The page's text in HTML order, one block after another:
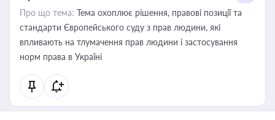
Про що тема: Тема охоплює рішення, правові позиції та
стандарти Європейського суду з прав людини, які
впливають на тлумачення прав людини і застосування
норм права в Україні